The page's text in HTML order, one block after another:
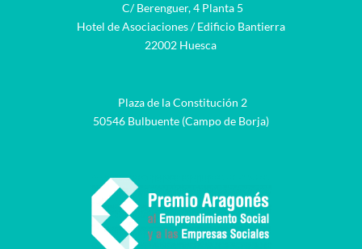
C/ Berenguer, 4 Planta 5
Hotel de Asociaciones / Edificio Bantierra
22002 Huesca
Plaza de la Constitución 2
50546 Bulbuente (Campo de Borja)